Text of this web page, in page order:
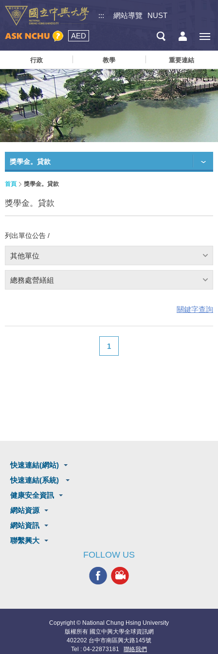
::: 網站導覽 NUST
AED
行政 教學 重要連結
獎學金。貸款
首頁 獎學金。貸款
獎學金。貸款
列出單位公告 /
其他單位
總務處營繕組
關鍵字查詢
1
快速連結(網站)
快速連結(系統)
健康安全資訊
網站資源
網站資訊
聯繫興大
FOLLOW US
Copyright © National Chung Hsing University
版權所有 國立中興大學全球資訊網
402202 台中市南區興大路145號
Tel : 04-22873181 聯絡我們